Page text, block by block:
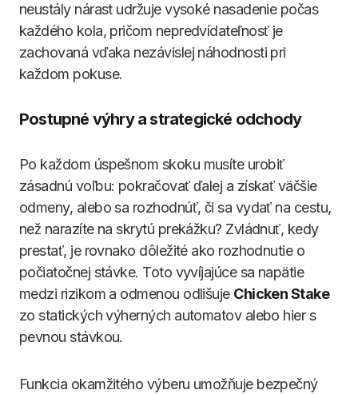
neustály nárast udržuje vysoké nasadenie počas
každého kola, pričom nepredvídateľnosť je
zachovaná vďaka nezávislej náhodnosti pri
každom pokuse.
Postupné výhry a strategické odchody
Po každom úspešnom skoku musíte urobiť
zásadnú voľbu: pokračovať ďalej a získať väčšie
odmeny, alebo sa rozhodnúť, či sa vydať na cestu,
než narazíte na skrytú prekážku? Zvládnuť, kedy
prestať, je rovnako dôležité ako rozhodnutie o
počiatočnej stávke. Toto vyvíjajúce sa napätie
medzi rizikom a odmenou odlišuje Chicken Stake
zo statických výherných automatov alebo hier s
pevnou stávkou.
Funkcia okamžitého výberu umožňuje bezpečný